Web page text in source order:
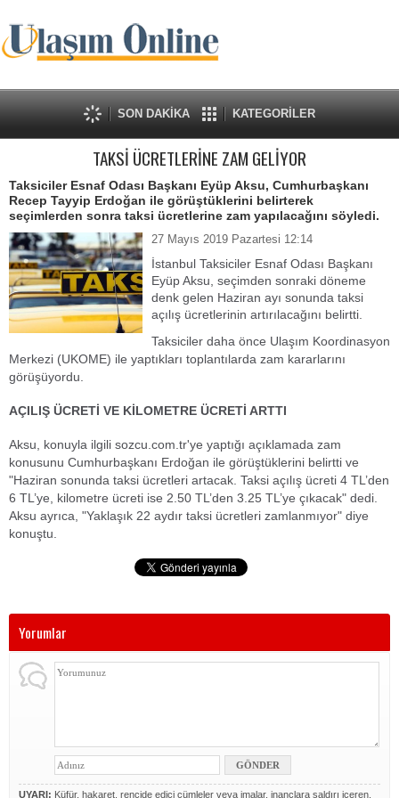
SON DAKİKA KATEGORİLER
TAKSİ ÜCRETLERİNE ZAM GELİYOR
Taksiciler Esnaf Odası Başkanı Eyüp Aksu, Cumhurbaşkanı
Recep Tayyip Erdoğan ile görüştüklerini belirterek
seçimlerden sonra taksi ücretlerine zam yapılacağını söyledi.
27 Mayıs 2019 Pazartesi 12:14
İstanbul Taksiciler Esnaf Odası Başkanı
Eyüp Aksu, seçimden sonraki döneme
denk gelen Haziran ayı sonunda taksi
açılış ücretlerinin artırılacağını belirtti.
Taksiciler daha önce Ulaşım Koordinasyon
Merkezi (UKOME) ile yaptıkları toplantılarda zam kararlarını
görüşüyordu.
AÇILIŞ ÜCRETİ VE KİLOMETRE ÜCRETİ ARTTI
Aksu, konuyla ilgili sozcu.com.tr'ye yaptığı açıklamada zam
konusunu Cumhurbaşkanı Erdoğan ile görüştüklerini belirtti ve
"Haziran sonunda taksi ücretleri artacak. Taksi açılış ücreti 4 TL’den
6 TL’ye, kilometre ücreti ise 2.50 TL’den 3.25 TL’ye çıkacak" dedi.
Aksu ayrıca, "Yaklaşık 22 aydır taksi ücretleri zamlanmıyor" diye
konuştu.
Yorumlar
UYARI: Küfür, hakaret, rencide edici cümleler veya imalar, inançlara saldırı içeren,